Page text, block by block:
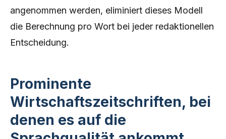
angenommen werden, eliminiert dieses Modell
die Berechnung pro Wort bei jeder redaktionellen
Entscheidung.
Prominente
Wirtschaftszeitschriften, bei
denen es auf die